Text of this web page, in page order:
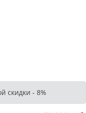
скидки - 8%